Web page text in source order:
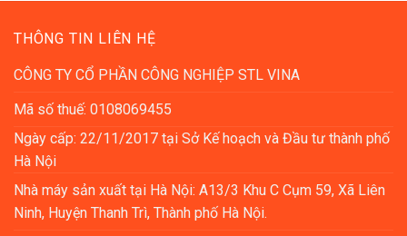
THÔNG TIN LIÊN HỆ
CÔNG TY CỔ PHẦN CÔNG NGHIỆP STL VINA
Mã số thuế: 0108069455
Ngày cấp: 22/11/2017 tại Sở Kế hoạch và Đầu tư thành phố
Hà Nội
Nhà máy sản xuất tại Hà Nội: A13/3 Khu C Cụm 59, Xã Liên
Ninh, Huyện Thanh Trì, Thành phố Hà Nội.